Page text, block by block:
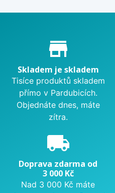
Proč nakupovat u nás?
store_mall_directory
Skladem je skladem
Tisíce produktů skladem
přímo v Pardubicích.
Objednáte dnes, máte
zítra.
local_shipping
Doprava zdarma od
3 000 Kč
Nad 3 000 Kč máte